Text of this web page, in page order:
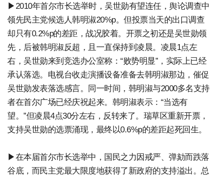
▶2010年首尔市长选举时，吴世勋有望连任，舆论调查中
领先民主党候选人韩明淑20%p。但投票当天的出口调查
却只有0.2%p的差距，战况胶着。开票之初还是吴世勋领
先，后被韩明淑反超，且一直保持到凌晨。凌晨1点左
右，吴世勋来到竞选办公室称：“败势明显”，实际上已经
承认落选。电视台收走演播设备准备去韩明淑那边，催促
吴世勋发表落选感言。同一时间，韩明淑与2000多名支持
者在首尔广场已经庆祝起来。韩明淑表示：“当选有
望。”但凌晨4点30分左右，反转来了。瑞草区重新开票，
支持吴世勋的选票涌现，最终以0.6%p的差距起死回生。
▶在本届首尔市长选举中，国民之力因戒严、弹劾而跌落
谷底，而民主党最大限度地获得了新政府的支持溢出。总